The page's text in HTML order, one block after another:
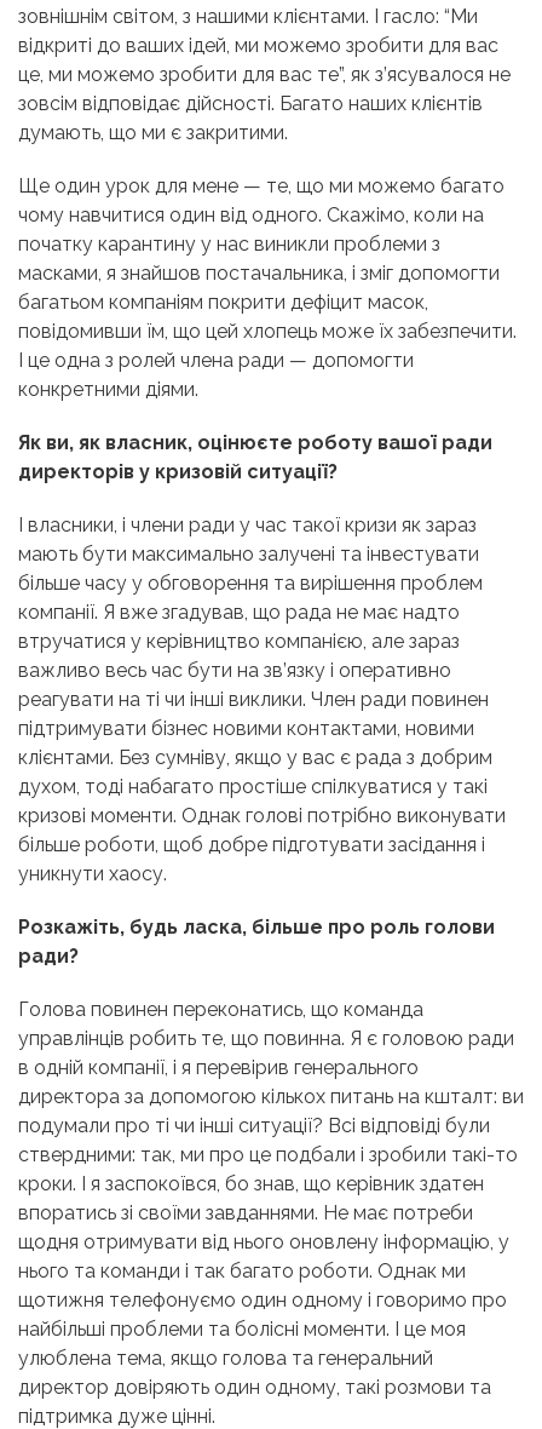
зовнішнім світом, з нашими клієнтами. І гасло: “Ми
відкриті до ваших ідей, ми можемо зробити для вас
це, ми можемо зробити для вас те”, як з’ясувалося не
зовсім відповідає дійсності. Багато наших клієнтів
думають, що ми є закритими.
Ще один урок для мене — те, що ми можемо багато
чому навчитися один від одного. Скажімо, коли на
початку карантину у нас виникли проблеми з
масками, я знайшов постачальника, і зміг допомогти
багатьом компаніям покрити дефіцит масок,
повідомивши їм, що цей хлопець може їх забезпечити.
І це одна з ролей члена ради — допомогти
конкретними діями.
Як ви, як власник, оцінюєте роботу вашої ради
директорів у кризовій ситуації?
І власники, і члени ради у час такої кризи як зараз
мають бути максимально залучені та інвестувати
більше часу у обговорення та вирішення проблем
компанії. Я вже згадував, що рада не має надто
втручатися у керівництво компанією, але зараз
важливо весь час бути на зв’язку і оперативно
реагувати на ті чи інші виклики. Член ради повинен
підтримувати бізнес новими контактами, новими
клієнтами. Без сумніву, якщо у вас є рада з добрим
духом, тоді набагато простіше спілкуватися у такі
кризові моменти. Однак голові потрібно виконувати
більше роботи, щоб добре підготувати засідання і
уникнути хаосу.
Розкажіть, будь ласка, більше про роль голови
ради?
Голова повинен переконатись, що команда
управлінців робить те, що повинна. Я є головою ради
в одній компанії, і я перевірив генерального
директора за допомогою кількох питань на кшталт: ви
подумали про ті чи інші ситуації? Всі відповіді були
ствердними: так, ми про це подбали і зробили такі-то
кроки. І я заспокоївся, бо знав, що керівник здатен
впоратись зі своїми завданнями. Не має потреби
щодня отримувати від нього оновлену інформацію, у
нього та команди і так багато роботи. Однак ми
щотижня телефонуємо один одному і говоримо про
найбільші проблеми та болісні моменти. І це моя
улюблена тема, якщо голова та генеральний
директор довіряють один одному, такі розмови та
підтримка дуже цінні.